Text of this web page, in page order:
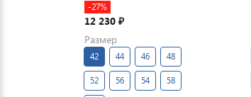
-27%
12 230 ₽
Размер
42 44 46 48
52 56 54 58